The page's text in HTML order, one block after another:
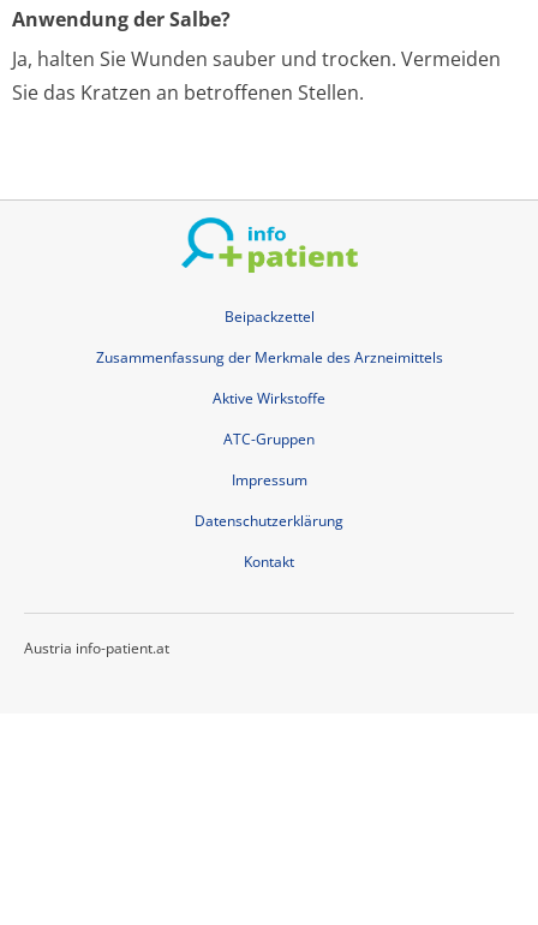
Anwendung der Salbe?
Ja, halten Sie Wunden sauber und trocken. Vermeiden
Sie das Kratzen an betroffenen Stellen.
Beipackzettel
Zusammenfassung der Merkmale des Arzneimittels
Aktive Wirkstoffe
ATC-Gruppen
Impressum
Datenschutzerklärung
Kontakt
Austria info-patient.at